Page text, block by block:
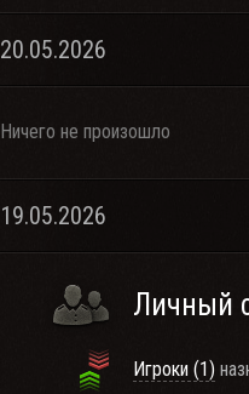
20.05.2026
Ничего не произошло
19.05.2026
Личный
Игроки (1)